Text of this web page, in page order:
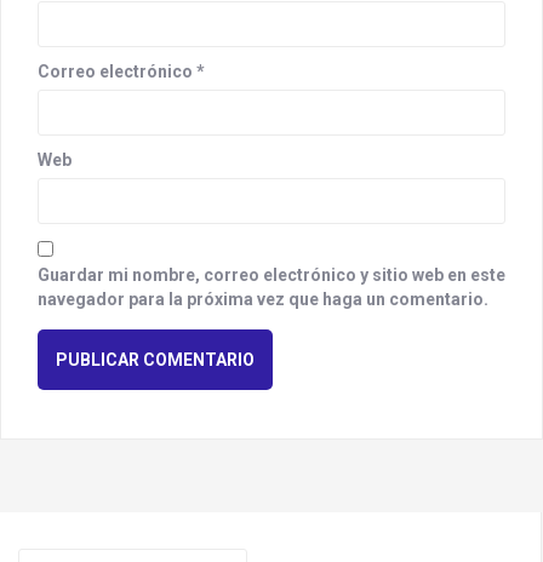
Correo electrónico *
Web
Guardar mi nombre, correo electrónico y sitio web en este
navegador para la próxima vez que haga un comentario.